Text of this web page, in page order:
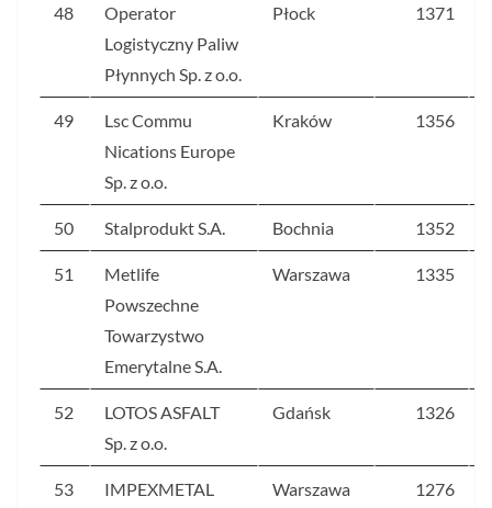
48
Operator
Logistyczny Paliw
Płynnych Sp. z o.o.
Płock 1371
49
Lsc Commu
Nications Europe
Sp. z o.o.
Kraków 1356
50 Stalprodukt S.A. Bochnia 1352
51
Metlife
Powszechne
Towarzystwo
Emerytalne S.A.
Warszawa 1335
52
LOTOS ASFALT
Sp. z o.o.
Gdańsk 1326
53
IMPEXMETAL
Warszawa 1276